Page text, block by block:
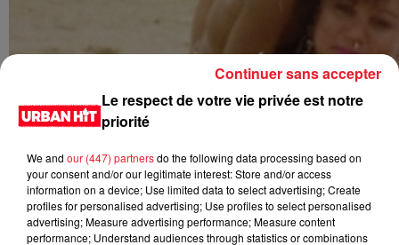
Le respect de votre vie privée est notre
priorité
We and our (447) partnersdo the following data processing based on
your consent and/or our legitimate interest: Store and/or access
information on a device; Use limited data to select advertising; Create
profiles for personalised advertising; Use profiles to select personalised
advertising; Measure advertising performance; Measure content
performance; Understand audiences through statistics or combinations
Continuer sans accepter